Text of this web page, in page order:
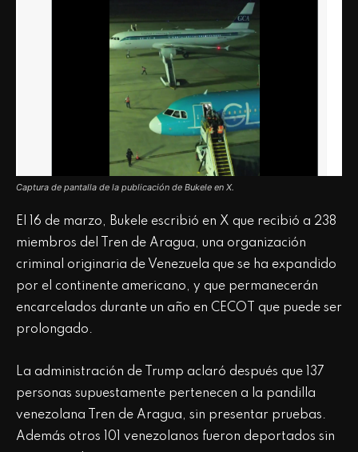
Captura de pantalla de la publicación de Bukele en X.
El 16 de marzo, Bukele escribió en X que recibió a 238
miembros del Tren de Aragua, una organización
criminal originaria de Venezuela que se ha expandido
por el continente americano, y que permanecerán
encarcelados durante un año en CECOT que puede ser
prolongado.
La administración de Trump aclaró después que 137
personas supuestamente pertenecen a la pandilla
venezolana Tren de Aragua, sin presentar pruebas.
Además otros 101 venezolanos fueron deportados sin